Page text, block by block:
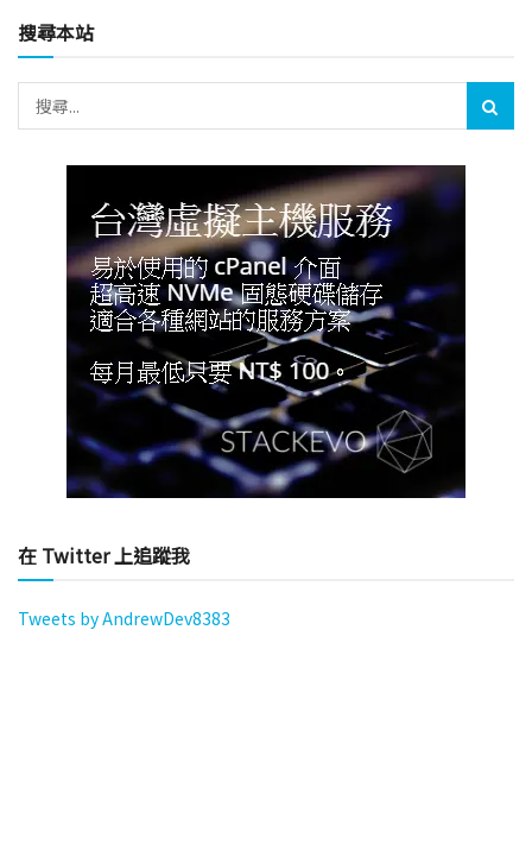
搜尋本站
在 Twitter 上追蹤我
Tweets by AndrewDev8383